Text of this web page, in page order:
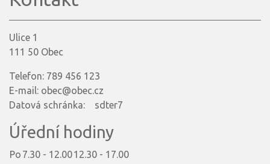
Ulice 1
111 50 Obec
Telefon: 789 456 123
E-mail: obec@obec.cz
Datová schránka: sdter7
Úřední hodiny
Po 7.30 - 12.0012.30 - 17.00